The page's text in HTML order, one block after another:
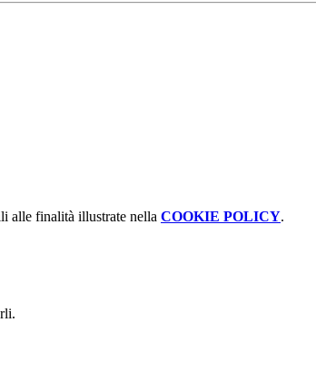
alle finalità illustrate nella COOKIE POLICY.